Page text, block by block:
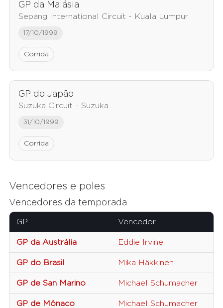
GP da Malásia
Sepang International Circuit - Kuala Lumpur
17/10/1999
Corrida
GP do Japão
Suzuka Circuit - Suzuka
31/10/1999
Corrida
Vencedores e poles
Vencedores da temporada
GP Vencedor
GP da Austrália Eddie Irvine
GP do Brasil Mika Häkkinen
GP de San Marino Michael Schumacher
GP de Mônaco Michael Schumacher